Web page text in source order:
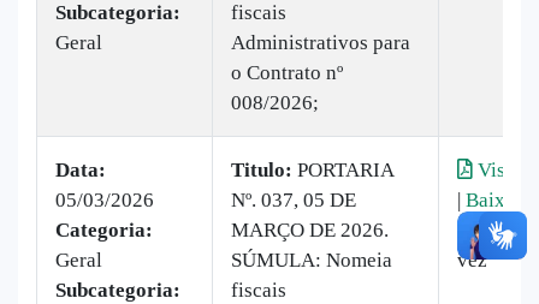
Subcategoria:
Geral
fiscais
Administrativos para
o Contrato nº
008/2026;
Data:
05/03/2026
Categoria:
Geral
Subcategoria:
Titulo: PORTARIA
Nº. 037, 05 DE
MARÇO DE 2026.
SÚMULA: Nomeia
fiscais
| Baixar
Baixado:
vez